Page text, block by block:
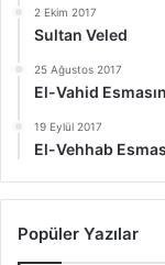
2 Ekim 2017
Sultan Veled
25 Ağustos 2017
El-Vahid
19 Eylül 2017
El-Vehhab
Popüler Yazılar